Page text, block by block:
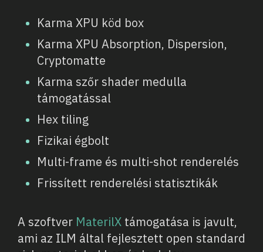
Karma XPU köd box
Karma XPU Absorption, Dispersion,
Cryptomatte
Karma szőr shader medulla
támogatással
Hex tiling
Fizikai égbolt
Multi-frame és multi-shot renderelés
Frissített renderelési statisztikák
A szoftver MaterilX támogatása is javult,
ami az ILM által fejlesztett open standard